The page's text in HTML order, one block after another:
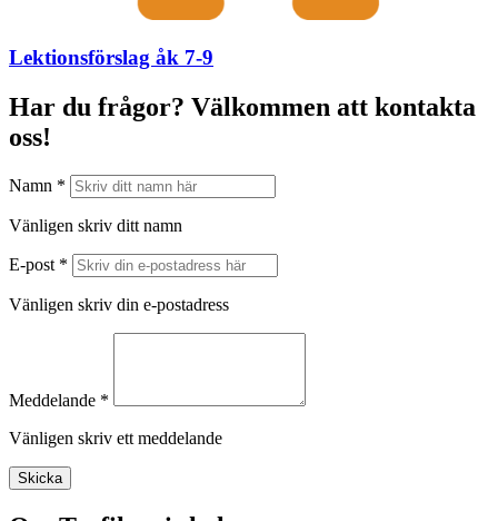
Lektionsförslag åk 7-9
Har du frågor? Välkommen att kontakta
oss!
Namn *
Vänligen skriv ditt namn
E-post *
Vänligen skriv din e-postadress
Meddelande *
Vänligen skriv ett meddelande
Skicka